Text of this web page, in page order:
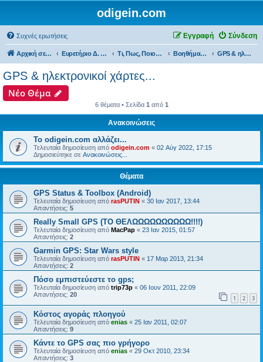
odigein.com
Συχνές ερωτήσεις Σύνδεση
Εγγραφή
Αρχική σελίδα Ευρετήριο Δ. Συζήτησης Τι, Πως, Ποιος & Πού... Βοηθήματα, Gadget & Αξεσουάρ... GPS & ηλεκτρονικοί χάρτες...
GPS & ηλεκτρονικοί χάρτες...
Νέο Θέμα
6 θέματα • Σελίδα 1 από 1
Ανακοινώσεις
Το odigein.com αλλάζει...
Τελευταία δημοσίευση από odigein.com « 02 Αύγ 2022, 17:15
Δημοσιεύτηκε σε Ανακοινώσεις...
Θέματα
GPS Status & Toolbox (Android)
Τελευταία δημοσίευση από rasPUTIN « 30 Ιαν 2017, 13:44
Απαντήσεις: 5
Really Small GPS (ΤΟ ΘΕΛΩΩΩΩΩΩΩΩΩΩ!!!!)
Τελευταία δημοσίευση από MacPap « 23 Ιαν 2015, 01:57
Απαντήσεις: 2
Garmin GPS: Star Wars style
Τελευταία δημοσίευση από rasPUTIN « 17 Μαρ 2013, 21:34
Απαντήσεις: 2
Πόσο εμπιστεύεστε το gps;
Τελευταία δημοσίευση από trip73p « 06 Ιουν 2011, 22:09
Απαντήσεις: 20 1 2 3
Κόστος αγοράς πλοηγού
Τελευταία δημοσίευση από enias « 25 Ιαν 2011, 02:07
Απαντήσεις: 9
Κάντε το GPS σας πιο γρήγορο
Τελευταία δημοσίευση από enias « 29 Οκτ 2010, 23:34
Απαντήσεις: 3